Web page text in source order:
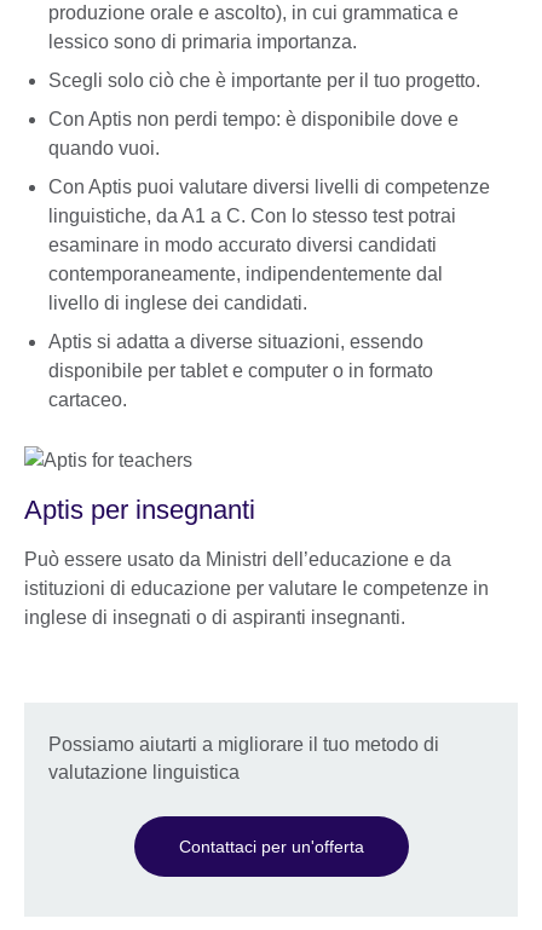
produzione orale e ascolto), in cui grammatica e
lessico sono di primaria importanza.
Scegli solo ciò che è importante per il tuo progetto.
Con Aptis non perdi tempo: è disponibile dove e
quando vuoi.
Con Aptis puoi valutare diversi livelli di competenze
linguistiche, da A1 a C. Con lo stesso test potrai
esaminare in modo accurato diversi candidati
contemporaneamente, indipendentemente dal
livello di inglese dei candidati.
Aptis si adatta a diverse situazioni, essendo
disponibile per tablet e computer o in formato
cartaceo.
Aptis per insegnanti
Può essere usato da Ministri dell’educazione e da
istituzioni di educazione per valutare le competenze in
inglese di insegnati o di aspiranti insegnanti.
Possiamo aiutarti a migliorare il tuo metodo di
valutazione linguistica
Contattaci per un'offerta